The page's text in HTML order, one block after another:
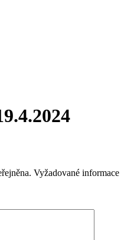
Vyžadované informace